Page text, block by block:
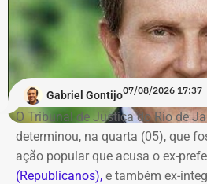
Os dados são públicos e ficam
no sistema DivulgaCandContas,
Gabriel Gontijo07/08/2026 17:37
O Tribunal de Justiça do Rio de
determinou, na quarta (05), que
ação popular que acusa o ex-
(Republicanos), e também ex-